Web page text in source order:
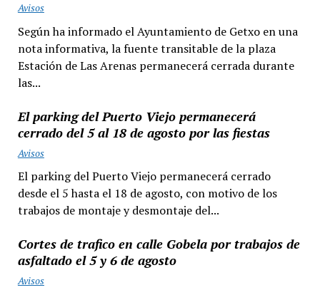
Avisos
Según ha informado el Ayuntamiento de Getxo en una
nota informativa, la fuente transitable de la plaza
Estación de Las Arenas permanecerá cerrada durante
las...
El parking del Puerto Viejo permanecerá
cerrado del 5 al 18 de agosto por las fiestas
Avisos
El parking del Puerto Viejo permanecerá cerrado
desde el 5 hasta el 18 de agosto, con motivo de los
trabajos de montaje y desmontaje del...
Cortes de trafico en calle Gobela por trabajos de
asfaltado el 5 y 6 de agosto
Avisos